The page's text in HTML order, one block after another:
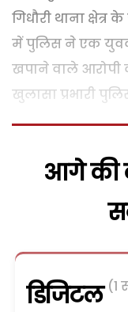
गिधौरी थाना
में पुलिस ने एक
खपाने वाले आरोपी
खुलासा प्रभारी
आगे की
डिजिटल (1